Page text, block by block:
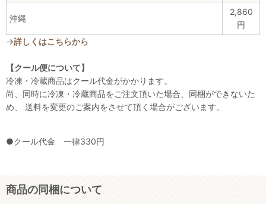
沖縄
2,860
円
→詳しくはこちらから
【クール便について】
冷凍・冷蔵商品はクール代金がかかります。
尚、同時に冷凍・冷蔵商品をご注文頂いた場合、同梱ができないた
め、 送料を変更のご案内をさせて頂く場合がございます。
●クール代金 一律330円
商品の同梱について